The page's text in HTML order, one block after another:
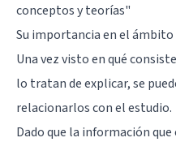
conceptos y teorías"
Su importancia en el ámbito
Una vez visto en qué
lo tratan de explicar, se
relacionarlos con el estudio.
Dado que la información